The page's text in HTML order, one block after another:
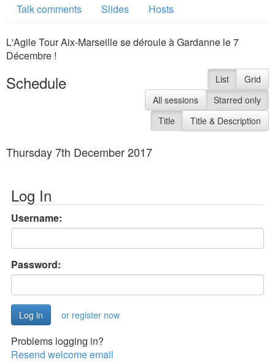
Talk comments
Slides Hosts
L'Agile Tour Aix-Marseille se déroule à Gardanne le 7
Décembre !
Schedule List
Grid
All sessions
Starred only
Title
Title & Description
Thursday 7th December 2017
Log In
Username:
Password:
or register now
Problems logging in?
Resend welcome email